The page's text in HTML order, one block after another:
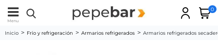
Menu
0
Inicio Frío y refrigeración Armarios refrigerados Armarios refrigerados